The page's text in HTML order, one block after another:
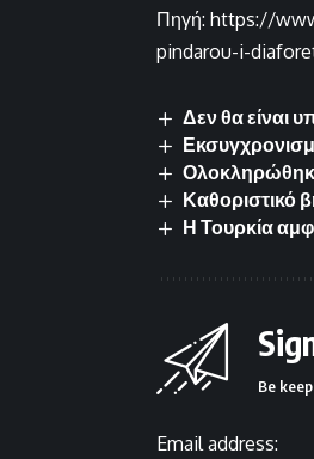
Πηγή: https://
pindarou-i-
Δεν θα είναι
Καθοριστικό
Η Τουρκία
Be
Email address: